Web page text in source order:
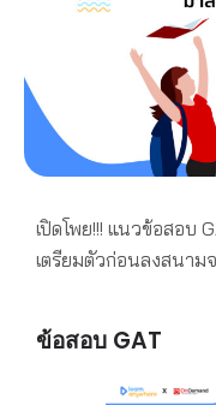
เปิดโพย!!! แนวข้อสอบ
เตรียมตัวก่อนลงสนา
ข้อสอบ GAT